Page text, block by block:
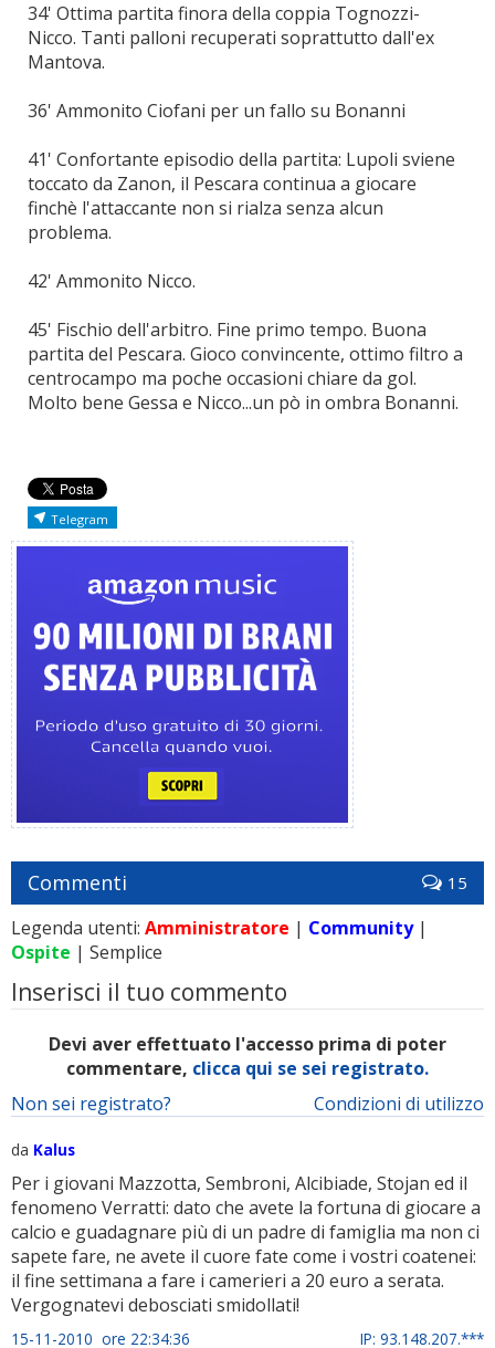
34' Ottima partita finora della coppia Tognozzi-
Nicco. Tanti palloni recuperati soprattutto dall'ex
Mantova.
36' Ammonito Ciofani per un fallo su Bonanni
41' Confortante episodio della partita: Lupoli sviene
toccato da Zanon, il Pescara continua a giocare
finchè l'attaccante non si rialza senza alcun
problema.
42' Ammonito Nicco.
45' Fischio dell'arbitro. Fine primo tempo. Buona
partita del Pescara. Gioco convincente, ottimo filtro a
centrocampo ma poche occasioni chiare da gol.
Molto bene Gessa e Nicco...un pò in ombra Bonanni.
Telegram
Commenti 15
Legenda utenti: Amministratore | Community|
Ospite | Semplice
Inserisci il tuo commento
Devi aver effettuato l'accesso prima di poter
commentare, clicca qui se sei registrato.
Condizioni di utilizzo
Non sei registrato?
da Kalus
Per i giovani Mazzotta, Sembroni, Alcibiade, Stojan ed il
fenomeno Verratti: dato che avete la fortuna di giocare a
calcio e guadagnare più di un padre di famiglia ma non ci
sapete fare, ne avete il cuore fate come i vostri coatenei:
il fine settimana a fare i camerieri a 20 euro a serata.
Vergognatevi debosciati smidollati!
15-11-2010 ore 22:34:36 IP: 93.148.207.***